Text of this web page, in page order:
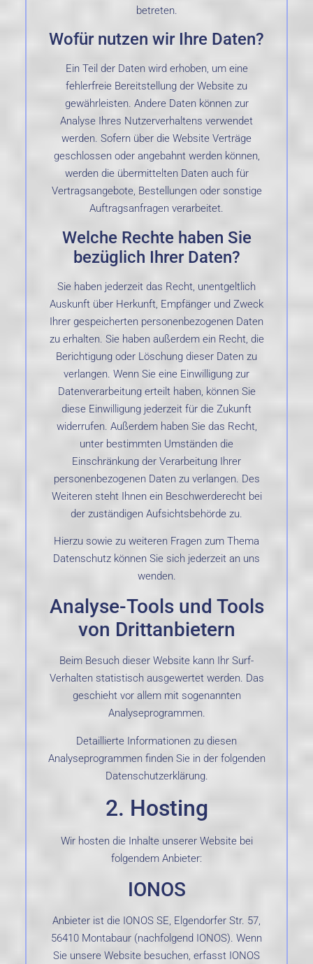
betreten.
Wofür nutzen wir Ihre Daten?
Ein Teil der Daten wird erhoben, um eine
fehlerfreie Bereitstellung der Website zu
gewährleisten. Andere Daten können zur
Analyse Ihres Nutzerverhaltens verwendet
werden. Sofern über die Website Verträge
geschlossen oder angebahnt werden können,
werden die übermittelten Daten auch für
Vertragsangebote, Bestellungen oder sonstige
Auftragsanfragen verarbeitet.
Welche Rechte haben Sie
bezüglich Ihrer Daten?
Sie haben jederzeit das Recht, unentgeltlich
Auskunft über Herkunft, Empfänger und Zweck
Ihrer gespeicherten personenbezogenen Daten
zu erhalten. Sie haben außerdem ein Recht, die
Berichtigung oder Löschung dieser Daten zu
verlangen. Wenn Sie eine Einwilligung zur
Datenverarbeitung erteilt haben, können Sie
diese Einwilligung jederzeit für die Zukunft
widerrufen. Außerdem haben Sie das Recht,
unter bestimmten Umständen die
Einschränkung der Verarbeitung Ihrer
personenbezogenen Daten zu verlangen. Des
Weiteren steht Ihnen ein Beschwerderecht bei
der zuständigen Aufsichtsbehörde zu.
Hierzu sowie zu weiteren Fragen zum Thema
Datenschutz können Sie sich jederzeit an uns
wenden.
Analyse-Tools und Tools
von Dritt­anbietern
Beim Besuch dieser Website kann Ihr Surf-
Verhalten statistisch ausgewertet werden. Das
geschieht vor allem mit sogenannten
Analyseprogrammen.
Detaillierte Informationen zu diesen
Analyseprogrammen finden Sie in der folgenden
Datenschutzerklärung.
2. Hosting
Wir hosten die Inhalte unserer Website bei
folgendem Anbieter:
IONOS
Anbieter ist die IONOS SE, Elgendorfer Str. 57,
56410 Montabaur (nachfolgend IONOS). Wenn
Sie unsere Website besuchen, erfasst IONOS